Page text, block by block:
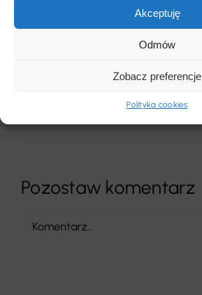
Akceptuję
Odmów
Zobacz preferencje
Polityka cookies
Redakcja
Pozostaw komentarz
Comment